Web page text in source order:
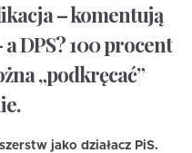
– komentują
DPS? 100 procent
„podkręcać”
jako działacz PiS.